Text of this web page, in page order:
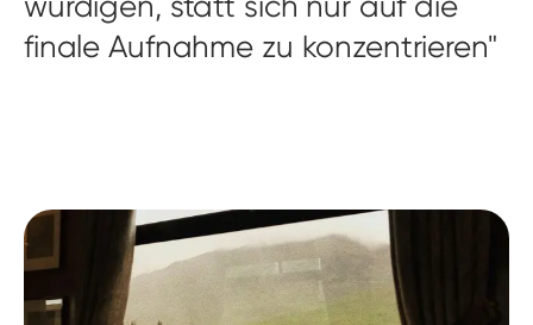
finale Aufnahme zu konzentrieren